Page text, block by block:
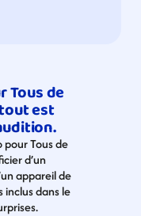
Tous de
est
Tous de
d’un
appareil de
inclus dans le